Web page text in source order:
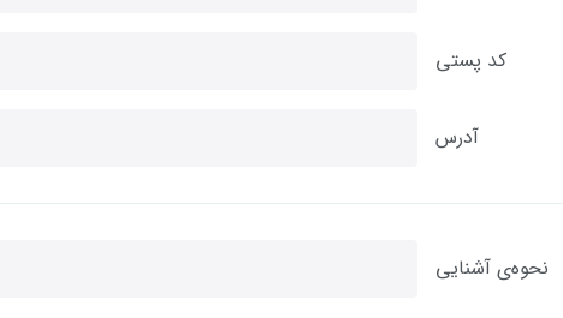
کد پستی
آدرس
نحوه‌ی آشنایی